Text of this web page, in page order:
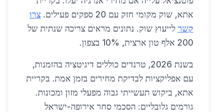
אתא, שוק מקומי חזק עם 20 ספקים פעילים.
צרו
קשר לייעוץ שוק. נתונים מראים צריכה שנתית של
200 אלף טון ארצית, 10% בצפון.
בשנת 2026, טרנדים כוללים דיגיטציה בהזמנות,
עם אפליקציות לבדיקת מחירים בזמן אמת. בקריית
אתא, ביקוש תעשייתי גבוה מפעלי מזון ומכונות.
גורמים גלובליים: הסכמי סחר אירופה-ישראל